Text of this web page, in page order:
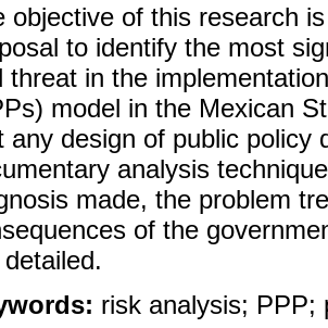
objective of this research
to identify the most
threat in the
model in the Mexican
any design of public policy
analysis
made, the problem
of the
risk analysis; PPP;